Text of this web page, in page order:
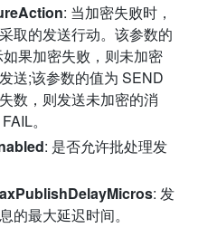
: 当加密失败时，
取的发送行动。该参数的
果加密失败，则未加密
送;该参数的值为 SEND
数，则发送未加密的消
。
: 是否允许批处理发
: 发
的最大延迟时间。